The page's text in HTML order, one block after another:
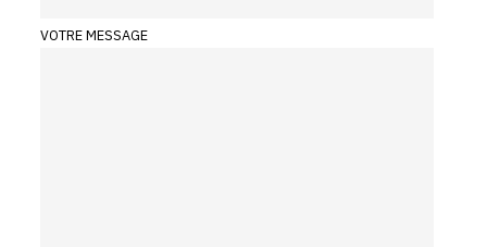
VOTRE MESSAGE